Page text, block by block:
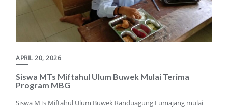
APRIL 20, 2026
Siswa MTs Miftahul Ulum Buwek Mulai Terima
Program MBG
Siswa MTs Miftahul Ulum Buwek Randuagung Lumajang mulai